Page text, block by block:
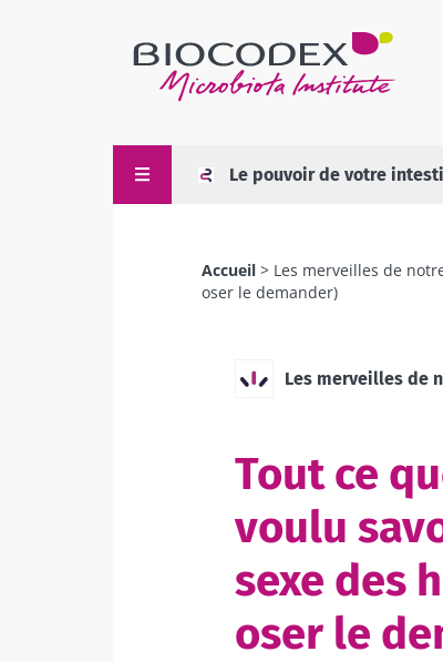
Le pouvoir de votre
Fil
Accueil Les merveilles de
oser le demander)
Les merveilles de
Tout ce
voulu
sexe des
oser le